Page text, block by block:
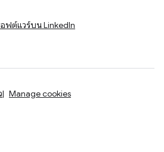
ฟต์แวร์บน LinkedIn
Manage cookies